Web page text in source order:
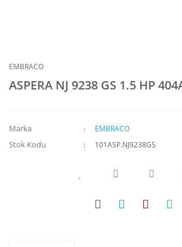
EMBRACO
ASPERA NJ 9238 GS 1.5 HP
Marka EMBRACO
Stok Kodu 101ASP.NJ9238GS